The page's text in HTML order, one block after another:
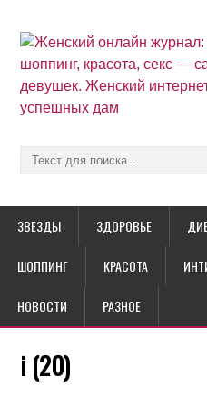
ЗВЕЗДЫ ЗДОРОВЬЕ
ШОППИНГ КРАСОТА
НОВОСТИ РАЗНОЕ
i (20)